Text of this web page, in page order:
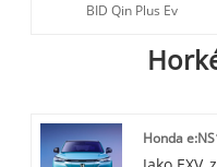
BID Qin Plus Ev
Honda